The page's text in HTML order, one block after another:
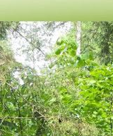
1
2
7 8
9
14 15
16
21 22
23